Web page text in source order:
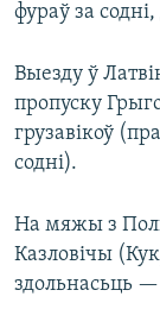
фураў за
Выезду ў
пропуску
грузавікоў
содні).
На мяжы з
Казловічы
здольнасьць —